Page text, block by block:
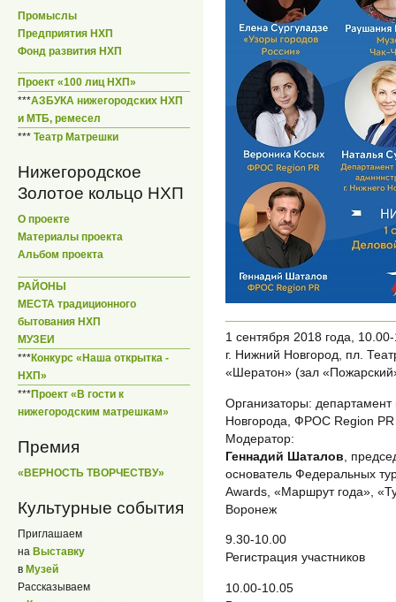
Промыслы
Предприятия НХП
Фонд развития НХП
Проект «100 лиц НХП»
***АЗБУКА нижегородских НХП
и МТБ, ремесел
*** Театр Матрешки
Нижегородское
Золотое кольцо НХП
О проекте
Материалы проекта
Альбом проекта
РАЙОНЫ
МЕСТА традиционного
бытования НХП
МУЗЕИ
***Конкурс «Наша открытка -
НХП»
***Проект «В гости к
нижегородским матрешкам»
Премия
«ВЕРНОСТЬ ТВОРЧЕСТВУ»
Культурные события
Приглашаем
на Выставку
в Музей
Рассказываем
1 сентября 2018 года,
г. Нижний Новгород, пл.
«Шератон» (зал
Организаторы:
Новгорода, ФРОС Region PR
Модератор:
Геннадий Шаталов ,
основатель Федеральных
Awards, «Маршрут года»,
Воронеж
9.30-10.00
Регистрация участников
10.00-10.05